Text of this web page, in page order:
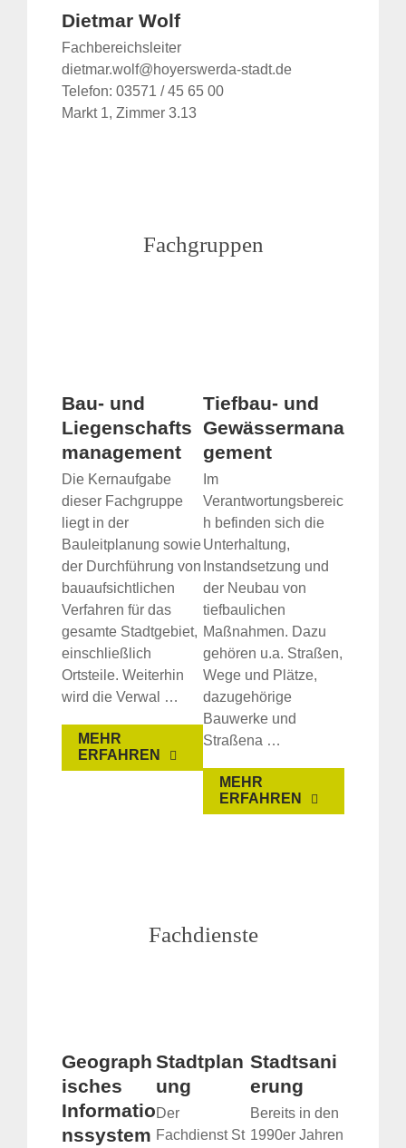
Dietmar Wolf
Fachbereichsleiter
dietmar.wolf@hoyerswerda-stadt.de
Telefon: 03571 / 45 65 00
Markt 1, Zimmer 3.13
Fachgruppen
Bau- und
Liegenschafts
management
Die Kernaufgabe
dieser Fachgruppe
liegt in der
Bauleitplanung sowie
der Durchführung von
bauaufsichtlichen
Verfahren für das
gesamte Stadtgebiet,
einschließlich
Ortsteile. Weiterhin
wird die Verwal …
MEHR
ERFAHREN
Tiefbau- und
Gewässermana
gement
Im
Verantwortungsbereic
h befinden sich die
Unterhaltung,
Instandsetzung und
der Neubau von
tiefbaulichen
Maßnahmen. Dazu
gehören u.a. Straßen,
Wege und Plätze,
dazugehörige
Bauwerke und
Straßena …
MEHR
ERFAHREN
Fachdienste
Geograph
isches
Informatio
nssystem
Stadtplan
ung
Der
Fachdienst St
Stadtsani
erung
Bereits in den
1990er Jahren